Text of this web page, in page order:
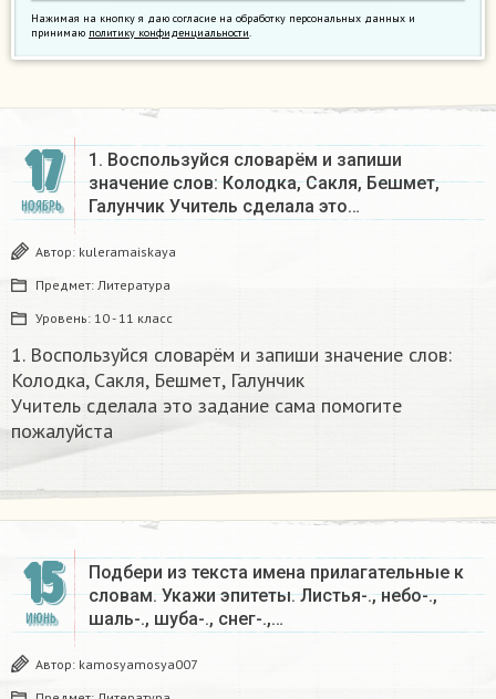
Нажимая на кнопку я даю согласие на обработку персональных данных и
принимаю политику конфиденциальности.
17
НОЯБРЬ
1. Воспользуйся словарём и запиши
значение слов: Колодка, Сакля, Бешмет,
Галунчик Учитель сделала это…
Автор: kuleramaiskaya
Предмет: Литература
Уровень: 10 - 11 класс
1. Воспользуйся словарём и запиши значение слов:
Колодка, Сакля, Бешмет, Галунчик
Учитель сделала это задание сама помогите
пожалуйста ​
15
ИЮНЬ
Подбери из текста имена прилагательные к
словам. Укажи эпитеты. Листья-., небо-.,
шаль-., шуба-., снег-.,…
Автор: kamosyamosya007